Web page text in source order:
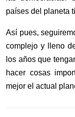
países del planeta
Así pues,
complejo y lleno
los años que
hacer cosas
mejor el actual